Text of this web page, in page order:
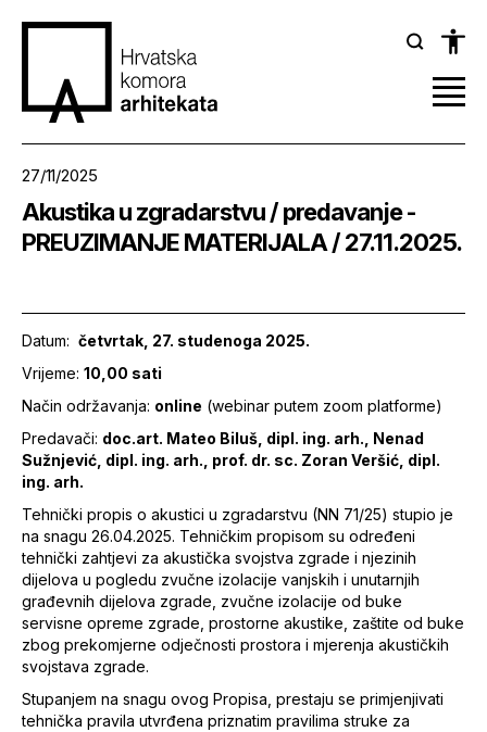
27/11/2025
Akustika u zgradarstvu / predavanje -
PREUZIMANJE MATERIJALA / 27.11.2025.
Datum: četvrtak, 27. studenoga 2025.
Vrijeme: 10,00 sati
Način održavanja: online (webinar putem zoom platforme)
Predavači: doc.art. Mateo Biluš, dipl. ing. arh., Nenad
Sužnjević, dipl. ing. arh., prof. dr. sc. Zoran Veršić, dipl.
ing. arh.
Tehnički propis o akustici u zgradarstvu (NN 71/25) stupio je
na snagu 26.04.2025. Tehničkim propisom su određeni
tehnički zahtjevi za akustička svojstva zgrade i njezinih
dijelova u pogledu zvučne izolacije vanjskih i unutarnjih
građevnih dijelova zgrade, zvučne izolacije od buke
servisne opreme zgrade, prostorne akustike, zaštite od buke
zbog prekomjerne odječnosti prostora i mjerenja akustičkih
svojstava zgrade.
Stupanjem na snagu ovog Propisa, prestaju se primjenjivati
tehnička pravila utvrđena priznatim pravilima struke za